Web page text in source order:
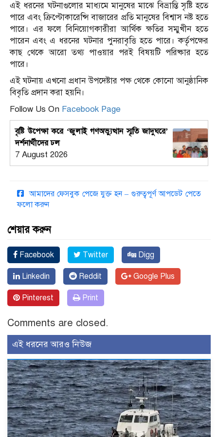
এই ধরনের ঘটনাগুলোর মাধ্যমে মানুষের মাঝে বিভ্রান্তি সৃষ্টি হতে
পারে এবং ক্রিপ্টোকারেন্সি বাজারের প্রতি মানুষের বিশ্বাস নষ্ট হতে
পারে। এর ফলে বিনিয়োগকারীরা আর্থিক ক্ষতির সম্মুখীন হতে
পারেন এবং এ ধরনের ঘটনার পুনরাবৃত্তি হতে পারে। কর্তৃপক্ষের
কাছ থেকে আরো তথ্য পাওয়ার পরই বিষয়টি পরিষ্কার হতে
পারে।
এই ঘটনায় এখনো প্রধান উপদেষ্টার পক্ষ থেকে কোনো আনুষ্ঠানিক
বিবৃতি প্রদান করা হয়নি।
Follow Us On Facebook Page
বৃষ্টি উপেক্ষা করে ‘জুলাই গণঅভ্যুত্থান স্মৃতি জাদুঘরে’
দর্শনার্থীদের ঢল
7 August 2026
আমাদের ফেসবুক পেজে যুক্ত হন – গুরুত্বপূর্ণ আপডেট পেতে
ফলো করুন
শেয়ার করুন
Facebook Twitter Digg
Linkedin Reddit Google Plus
Pinterest Print
Comments are closed.
এই ধরনের আরও নিউজ